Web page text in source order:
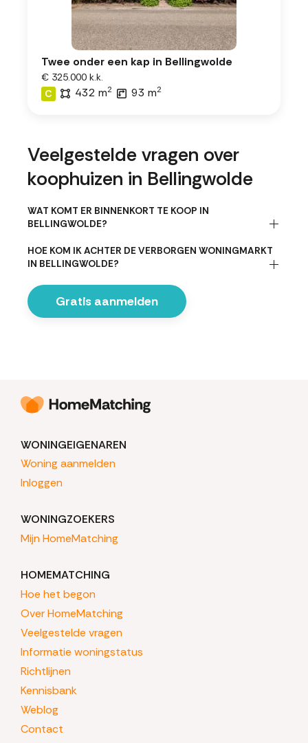
Twee onder een kap in Bellingwolde
€ 325.000 k.k.
C
432 m2 93 m2
Veelgestelde vragen over
koophuizen in Bellingwolde
WAT KOMT ER BINNENKORT TE KOOP IN
BELLINGWOLDE?
HOE KOM IK ACHTER DE VERBORGEN WONINGMARKT
IN BELLINGWOLDE?
Gratis aanmelden
WONINGEIGENAREN
Woning aanmelden
Inloggen
WONINGZOEKERS
Mijn HomeMatching
HOMEMATCHING
Hoe het begon
Over HomeMatching
Veelgestelde vragen
Informatie woningstatus
Richtlijnen
Kennisbank
Weblog
Contact